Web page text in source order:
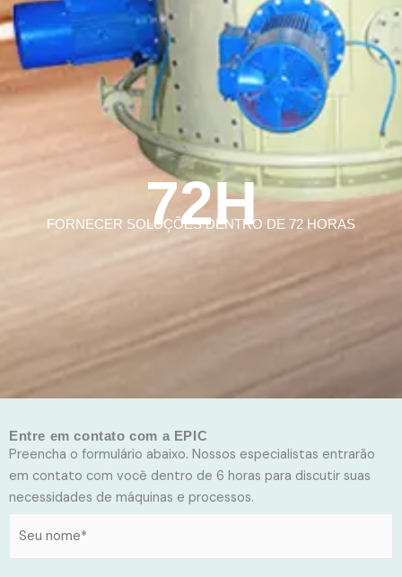
72H
FORNECER SOLUÇÕES DENTRO DE 72 HORAS
Entre em contato com a EPIC
Preencha o formulário abaixo. Nossos especialistas entrarão
em contato com você dentro de 6 horas para discutir suas
necessidades de máquinas e processos.